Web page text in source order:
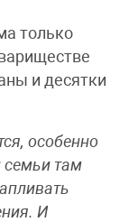
только
и десятки
особенно
семьи там
И